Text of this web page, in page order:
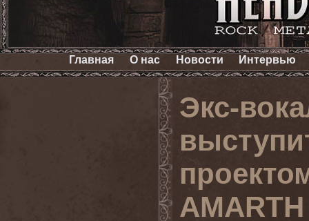
Главная О нас Новости Интервью
Экс-
AMARTH